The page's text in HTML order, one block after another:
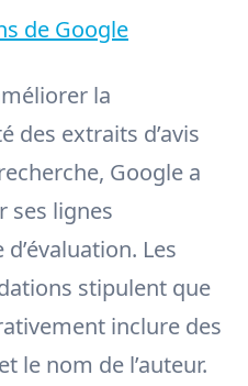
de Google
la
des extraits d’avis
Google a
ses lignes
Les
stipulent que
inclure des
le nom de l’auteur.